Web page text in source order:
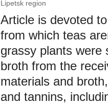
Lipetsk region
Article is devoted
from which teas
grassy plants were
broth from the
materials and
and tannins,